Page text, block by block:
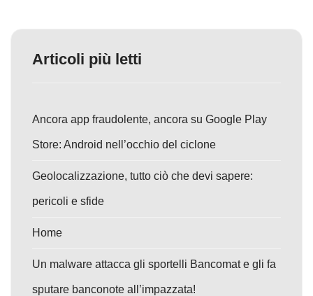
Articoli più letti
Ancora app fraudolente, ancora su Google Play
Store: Android nell’occhio del ciclone
Geolocalizzazione, tutto ciò che devi sapere:
pericoli e sfide
Home
Un malware attacca gli sportelli Bancomat e gli fa
sputare banconote all’impazzata!